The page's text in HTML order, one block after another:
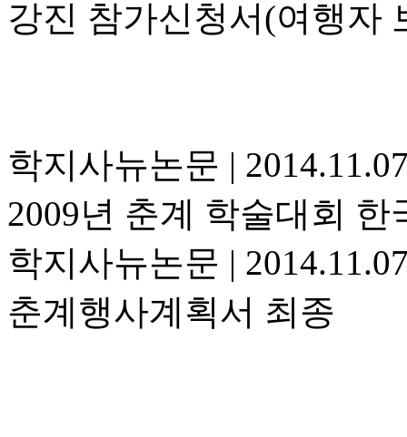
강진 참가신청서(여행자
학지사뉴논문 |
2009년 춘계 학술대회
학지사뉴논문 |
춘계행사계획서 최종